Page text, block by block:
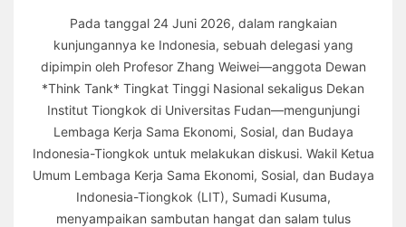
Pada tanggal 24 Juni 2026, dalam rangkaian
kunjungannya ke Indonesia, sebuah delegasi yang
dipimpin oleh Profesor Zhang Weiwei—anggota Dewan
*Think Tank* Tingkat Tinggi Nasional sekaligus Dekan
Institut Tiongkok di Universitas Fudan—mengunjungi
Lembaga Kerja Sama Ekonomi, Sosial, dan Budaya
Indonesia-Tiongkok untuk melakukan diskusi. Wakil Ketua
Umum Lembaga Kerja Sama Ekonomi, Sosial, dan Budaya
Indonesia-Tiongkok (LIT), Sumadi Kusuma,
menyampaikan sambutan hangat dan salam tulus